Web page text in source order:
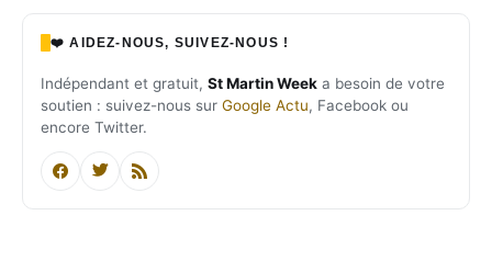
❤️ AIDEZ-NOUS, SUIVEZ-NOUS !
Indépendant et gratuit, St Martin Week a besoin de votre
soutien : suivez-nous sur Google Actu, Facebook ou
encore Twitter.